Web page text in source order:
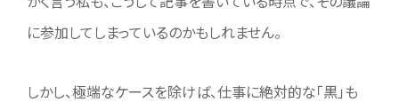
に参加してしまっているのかもしれません。
しかし、極端なケースを除けば、仕事に絶対的な「黒」も